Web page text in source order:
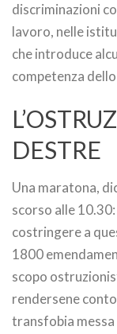
discriminazioni
lavoro, nelle
che introduce
competenza
DESTRE
Una maratona,
scorso alle
costringere a
1800
scopo
rendersene
transfobia messa